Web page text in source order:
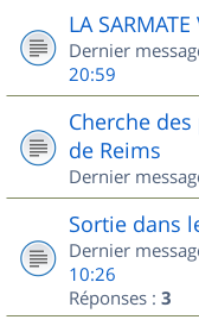
LA SARMATE
Dernier
20:59
Cherche
de Reims
Dernier
Sortie dans
Dernier
10:26
Réponses : 3